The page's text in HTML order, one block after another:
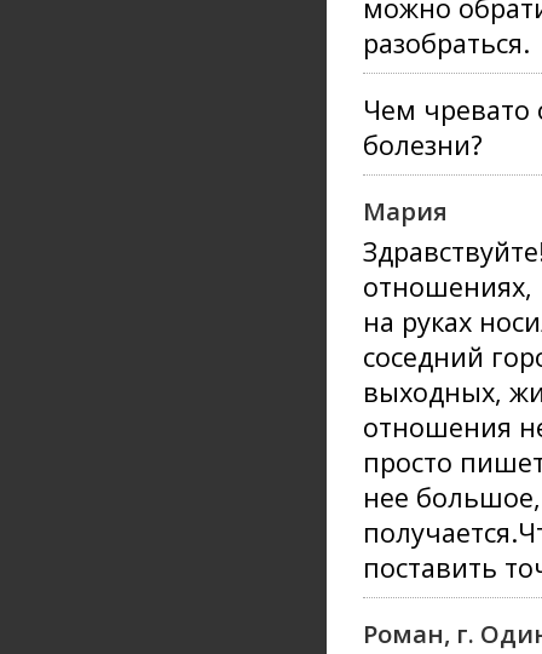
можно
разобраться.
Чем чревато
болезни?
Мария
отношениях,
на руках
соседний
выходных,
отношения
просто
нее
поставить
Роман, г.